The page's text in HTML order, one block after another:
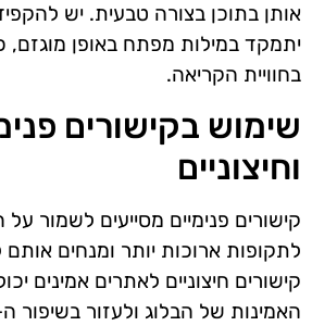
אותן בתוכן בצורה טבעית. יש
יתמקד במילות מפתח באופן מוגזם,
בחוויית הקריאה.
שימוש בקישורים
וחיצוניים
קישורים פנימיים מסייעים לשמור
לתקופות ארוכות יותר ומנחים אותם
קישורים חיצוניים לאתרים אמינים